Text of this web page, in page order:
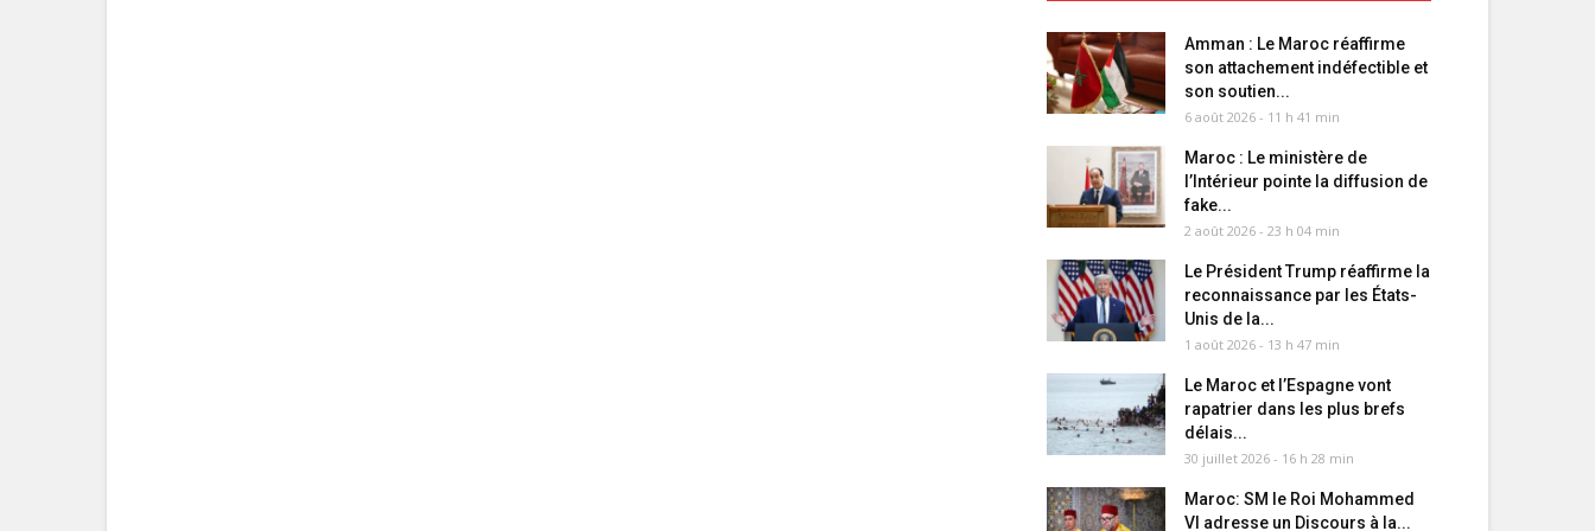
Amman : Le Maroc réaffirme
son attachement indéfectible et
son soutien...
6 août 2026 - 11 h 41 min
Maroc : Le ministère de
l’Intérieur pointe la diffusion de
fake...
2 août 2026 - 23 h 04 min
Le Président Trump réaffirme la
reconnaissance par les États-
Unis de la...
1 août 2026 - 13 h 47 min
Le Maroc et l’Espagne vont
rapatrier dans les plus brefs
délais...
30 juillet 2026 - 16 h 28 min
Maroc: SM le Roi Mohammed
VI adresse un Discours à la...